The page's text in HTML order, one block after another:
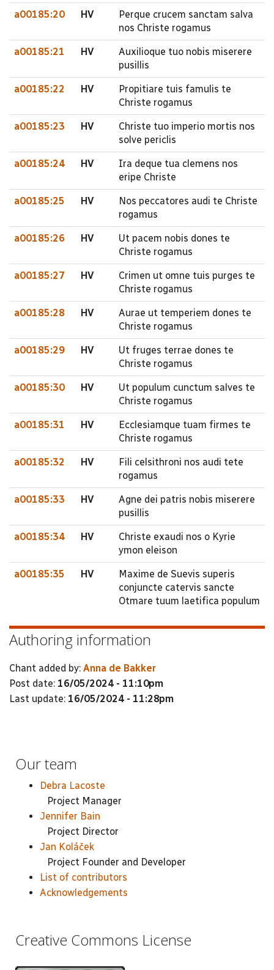
a00185:20 HV
Perque crucem sanctam salva
nos Christe rogamus
a00185:21 HV
Auxilioque tuo nobis miserere
pusillis
a00185:22 HV
Propitiare tuis famulis te
Christe rogamus
a00185:23 HV
Christe tuo imperio mortis nos
solve periclis
a00185:24 HV
Ira deque tua clemens nos
eripe Christe
a00185:25 HV
Nos peccatores audi te Christe
rogamus
a00185:26 HV
Ut pacem nobis dones te
Christe rogamus
a00185:27 HV
Crimen ut omne tuis purges te
Christe rogamus
a00185:28 HV
Aurae ut temperiem dones te
Christe rogamus
a00185:29 HV
Ut fruges terrae dones te
Christe rogamus
a00185:30 HV
Ut populum cunctum salves te
Christe rogamus
a00185:31 HV
Ecclesiamque tuam firmes te
Christe rogamus
a00185:32 HV
Fili celsithroni nos audi tete
rogamus
a00185:33 HV
Agne dei patris nobis miserere
pusillis
a00185:34 HV
Christe exaudi nos o Kyrie
ymon eleison
a00185:35 HV
Maxime de Suevis superis
conjuncte catervis sancte
Otmare tuum laetifica populum
Authoring information
Chant added by: Anna de Bakker
Post date: 16/05/2024 - 11:10pm
Last update: 16/05/2024 - 11:28pm
Our team
Debra Lacoste
Project Manager
Jennifer Bain
Project Director
Jan Koláček
Project Founder and Developer
List of contributors
Acknowledgements
Creative Commons License